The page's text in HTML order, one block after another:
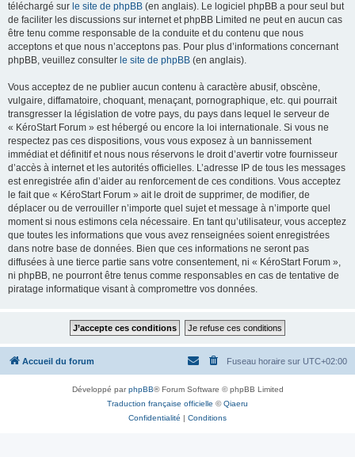
téléchargé sur le site de phpBB (en anglais). Le logiciel phpBB a pour seul but
de faciliter les discussions sur internet et phpBB Limited ne peut en aucun cas
être tenu comme responsable de la conduite et du contenu que nous
acceptons et que nous n’acceptons pas. Pour plus d’informations concernant
phpBB, veuillez consulter le site de phpBB (en anglais).
Vous acceptez de ne publier aucun contenu à caractère abusif, obscène,
vulgaire, diffamatoire, choquant, menaçant, pornographique, etc. qui pourrait
transgresser la législation de votre pays, du pays dans lequel le serveur de
« KéroStart Forum » est hébergé ou encore la loi internationale. Si vous ne
respectez pas ces dispositions, vous vous exposez à un bannissement
immédiat et définitif et nous nous réservons le droit d’avertir votre fournisseur
d’accès à internet et les autorités officielles. L’adresse IP de tous les messages
est enregistrée afin d’aider au renforcement de ces conditions. Vous acceptez
le fait que « KéroStart Forum » ait le droit de supprimer, de modifier, de
déplacer ou de verrouiller n’importe quel sujet et message à n’importe quel
moment si nous estimons cela nécessaire. En tant qu’utilisateur, vous acceptez
que toutes les informations que vous avez renseignées soient enregistrées
dans notre base de données. Bien que ces informations ne seront pas
diffusées à une tierce partie sans votre consentement, ni « KéroStart Forum »,
ni phpBB, ne pourront être tenus comme responsables en cas de tentative de
piratage informatique visant à compromettre vos données.
Accueil du forum Fuseau horaire sur UTC+02:00
Développé parphpBB® Forum Software © phpBB Limited
Traduction française officielle ©Qiaeru
Confidentialité | Conditions